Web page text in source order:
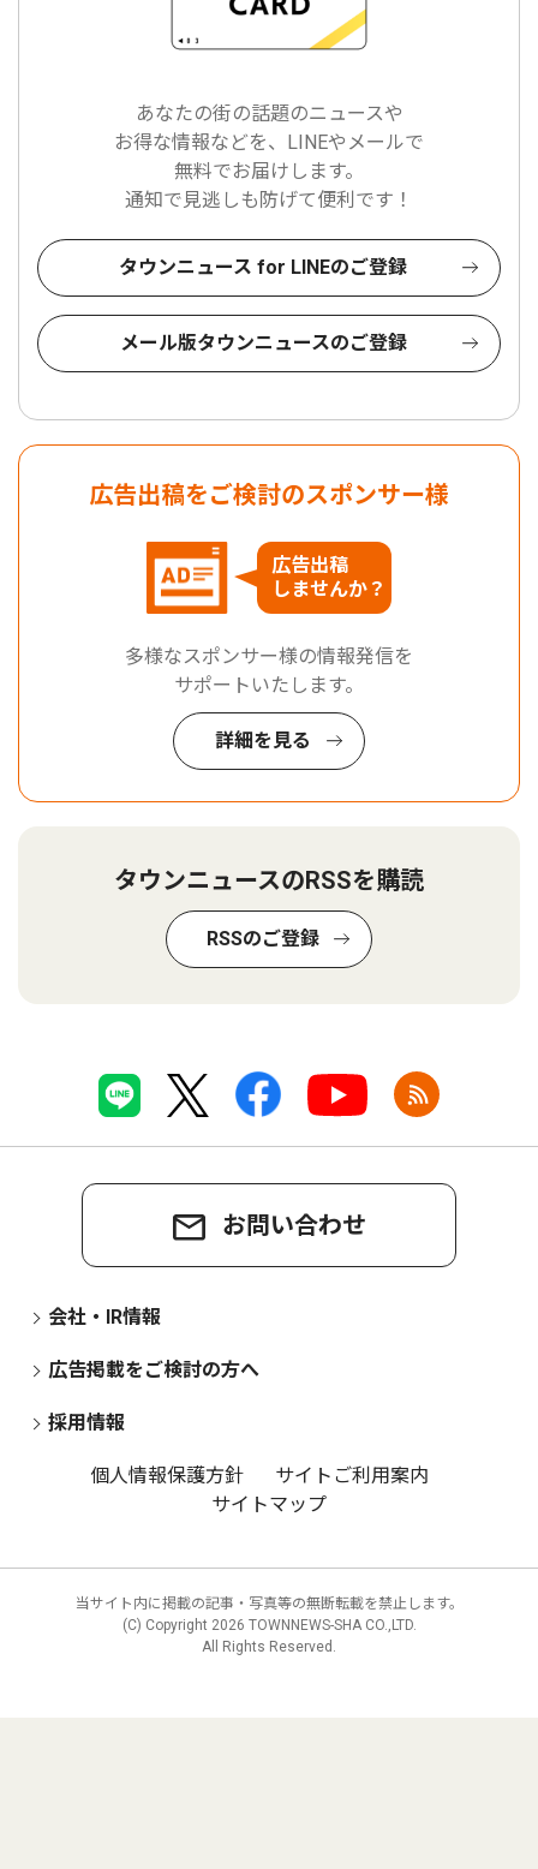
あなたの街の話題のニュースや
お得な情報などを、LINEやメールで
無料でお届けします。
通知で見逃しも防げて便利です！
タウンニュース for LINEのご登録
メール版タウンニュースのご登録
広告出稿をご検討のスポンサー様
広告出稿
しませんか？
多様なスポンサー様の情報発信を
サポートいたします。
詳細を見る
タウンニュースのRSSを購読
RSSのご登録
お問い合わせ
会社・IR情報
広告掲載をご検討の方へ
採用情報
個人情報保護方針
サイトご利用案内
サイトマップ
当サイト内に掲載の記事・写真等の無断転載を禁止します。
(C) Copyright 2026 TOWNNEWS-SHA CO.,LTD.
All Rights Reserved.